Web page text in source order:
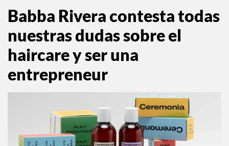
Babba Rivera contesta todas
nuestras dudas sobre el
haircare y ser una
entrepreneur